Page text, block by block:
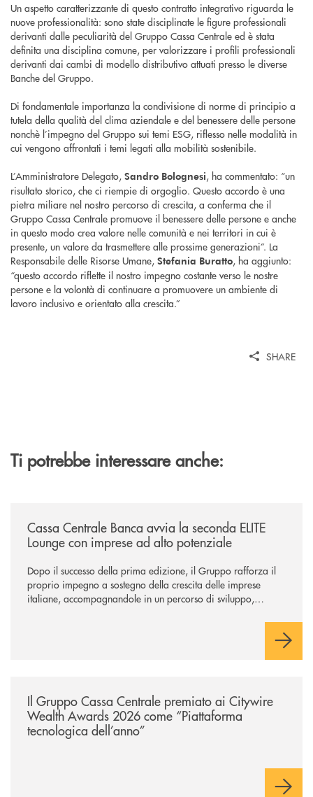
Un aspetto caratterizzante di questo contratto integrativo riguarda le
nuove professionalità: sono state disciplinate le figure professionali
derivanti dalle peculiarità del Gruppo Cassa Centrale ed è stata
definita una disciplina comune, per valorizzare i profili professionali
derivanti dai cambi di modello distributivo attuati presso le diverse
Banche del Gruppo.
Di fondamentale importanza la condivisione di norme di principio a
tutela della qualità del clima aziendale e del benessere delle persone
nonchè l’impegno del Gruppo sui temi ESG, riflesso nelle modalità in
cui vengono affrontati i temi legati alla mobilità sostenibile.
L’Amministratore Delegato, Sandro Bolognesi, ha commentato: “un
risultato storico, che ci riempie di orgoglio. Questo accordo è una
pietra miliare nel nostro percorso di crescita, a conferma che il
Gruppo Cassa Centrale promuove il benessere delle persone e anche
in questo modo crea valore nelle comunità e nei territori in cui è
presente, un valore da trasmettere alle prossime generazioni”. La
Responsabile delle Risorse Umane, Stefania Buratto, ha aggiunto:
“questo accordo riflette il nostro impegno costante verso le nostre
persone e la volontà di continuare a promuovere un ambiente di
lavoro inclusivo e orientato alla crescita.”
SHARE
Ti potrebbe interessare anche:
Cassa Centrale Banca avvia la seconda ELITE
Lounge con imprese ad alto potenziale
Dopo il successo della prima edizione, il Gruppo rafforza il
proprio impegno a sostegno della crescita delle imprese
italiane, accompagnandole in un percorso di sviluppo,
Il Gruppo Cassa Centrale premiato ai Citywire
Wealth Awards 2026 come “Piattaforma
tecnologica dell’anno”